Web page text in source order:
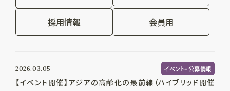
採用情報 会員用
2026.03.05 イベント・公募情報
【イベント開催】アジアの高齢化の最前線（ハイブリッド開催